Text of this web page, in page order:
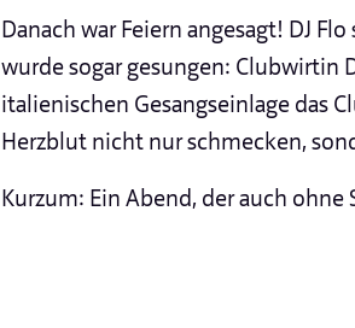
Danach war Feiern angesagt! DJ
wurde sogar gesungen: Clubwirtin
italienischen Gesangseinlage das
Herzblut nicht nur schmecken,
Kurzum: Ein Abend, der auch ohne